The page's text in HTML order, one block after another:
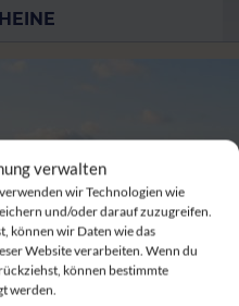
verwalten
wir Technologien wie
und/oder darauf zuzugreifen.
können wir Daten wie das
Website verarbeiten. Wenn du
können bestimmte
werden.